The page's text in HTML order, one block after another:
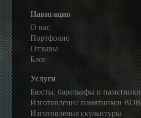
Навигация
О нас
Портфолио
Отзывы
Блог
Услуги
Бюсты, барельефы и памятники
Изготовление памятников ВОВ
Изготовление скульптуры